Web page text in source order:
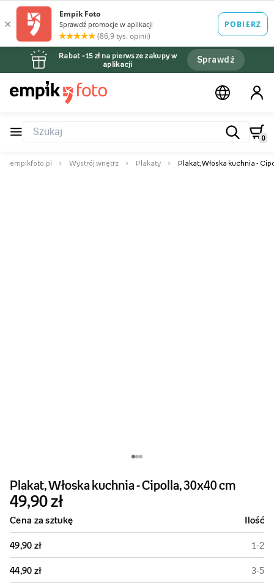
Rabat –15 zł na pierwsze zakupy w
aplikacji
Sprawdź
0
empikfoto.pl Wystrój wnętrz Plakaty Plakat, Włoska kuchnia -